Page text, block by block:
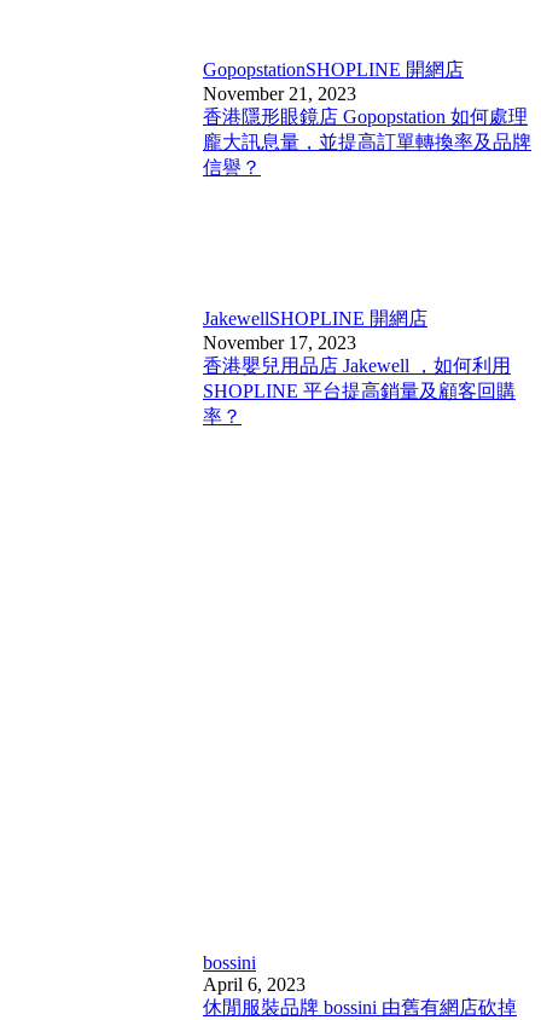
GopopstationSHOPLINE 開網店
November 21, 2023
香港隱形眼鏡店 Gopopstation 如何處理
龐大訊息量，並提高訂單轉換率及品牌
信譽？
JakewellSHOPLINE 開網店
November 17, 2023
香港嬰兒用品店 Jakewell ，如何利用
SHOPLINE 平台提高銷量及顧客回購
率？
bossini
April 6, 2023
休閒服裝品牌 bossini 由舊有網店砍掉